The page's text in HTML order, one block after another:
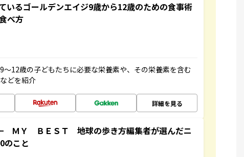
いるゴールデンエイジ9歳から12歳のための食事術
べ方
～12歳の子どもたちに必要な栄養素や、その栄養素を含む
どを紹介
詳細を見る
Ｙ ＢＥＳＴ 地球の歩き方編集者が選んだニ
のこと